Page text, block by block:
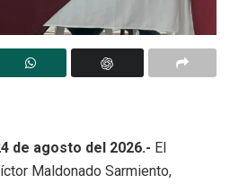
de agosto del 2026.- El
Maldonado Sarmiento,